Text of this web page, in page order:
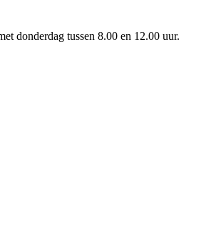
donderdag tussen 8.00 en 12.00 uur.